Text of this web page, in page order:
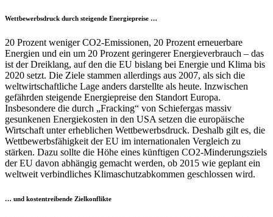
Wettbewerbsdruck durch steigende Energiepreise …
20 Prozent weniger CO2-Emissionen, 20 Prozent erneuerbare
Energien und ein um 20 Prozent geringerer Energieverbrauch – das
ist der Dreiklang, auf den die EU bislang bei Energie und Klima bis
2020 setzt. Die Ziele stammen allerdings aus 2007, als sich die
weltwirtschaftliche Lage anders darstellte als heute. Inzwischen
gefährden steigende Energiepreise den Standort Europa.
Insbesondere die durch „Fracking“ von Schiefergas massiv
gesunkenen Energiekosten in den USA setzen die europäische
Wirtschaft unter erheblichen Wettbewerbsdruck. Deshalb gilt es, die
Wettbewerbsfähigkeit der EU im internationalen Vergleich zu
stärken. Dazu sollte die Höhe eines künftigen CO2-Minderungsziels
der EU davon abhängig gemacht werden, ob 2015 wie geplant ein
weltweit verbindliches Klimaschutzabkommen geschlossen wird.
… und kostentreibende Zielkonflikte